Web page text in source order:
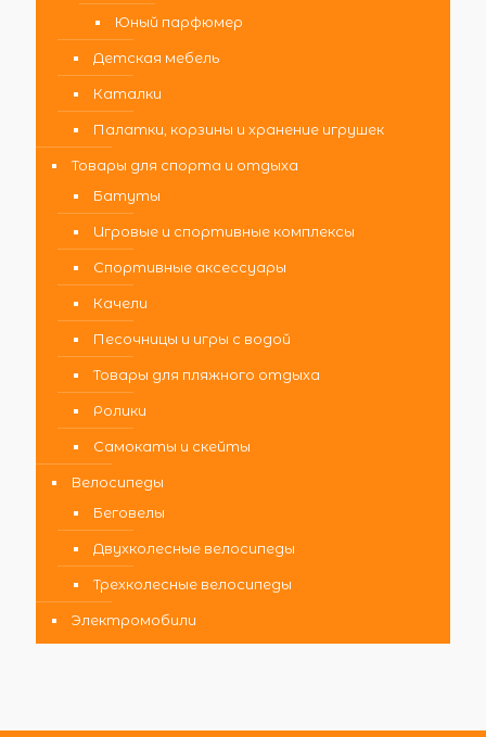
Юный парфюмер
Детская мебель
Каталки
Палатки, корзины и хранение игрушек
Товары для спорта и отдыха
Батуты
Игровые и спортивные комплексы
Спортивные аксессуары
Качели
Песочницы и игры с водой
Товары для пляжного отдыха
Ролики
Самокаты и скейты
Велосипеды
Беговелы
Двухколесные велосипеды
Трехколесные велосипеды
Электромобили